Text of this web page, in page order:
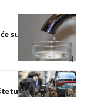
će sutra biti bez
na vozilu koju